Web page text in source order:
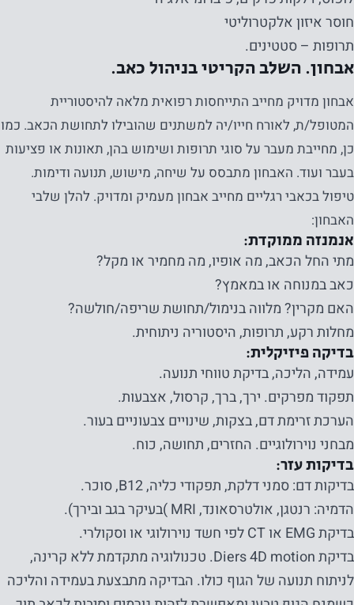
חוסר איזון אלקטרוליטי
תרופות – סטטינים.
אבחון. השלב הקריטי בניהול כאב.
אבחון מדויק מחייב התייחסות רפואית מלאה להיסטוריית
המטופל/ת, לאורח חייו/יה למשתנים שהובילו לתחושת הכאב. כמו
כן, מחייבת מעבר על סוגי תרופות ושימוש בהן, תאונות או פציעות
בעבר ועוד. האבחון מתבסס על שיחה, מישוש, תנועה ודימות.
טיפול בכאבי רגליים מחייב אבחון מעמיק ומדויק. להלן שלבי
האבחון:
אנמנזה ממוקדת:
מתי החל הכאב, מה אופיו, מה מחמיר או מקל?
כאב במנוחה או במאמץ?
האם מקרין? מלווה בנימול/תחושת שריפה/חולשה?
מחלות רקע, תרופות, היסטוריה ניתוחית.
בדיקה פיזיקלית:
עמידה, הליכה, בדיקת טווחי תנועה.
תפקוד מפרקים. ירך, ברך, קרסול, אצבעות.
הערכת זרימת דם, בצקות, שינויים צבעוניים בעור.
מבחני נוירולוגיים. החזרים, תחושה, כוח.
בדיקות עזר:
בדיקות דם: סמני דלקת, תפקודי כליה, B12, סוכר.
הדמיה: רנטגן, אולטרסאונד, MRI )בעיקר בגב ובירך).
בדיקת EMG או CT לפי חשד נוירולוגי או וסקולרי.
בדיקת Diers 4D motion. טכנולוגיה מתקדמת ללא קרינה,
לניתוח תנועה של הגוף כולו. הבדיקה מתבצעת בעמידה והליכה